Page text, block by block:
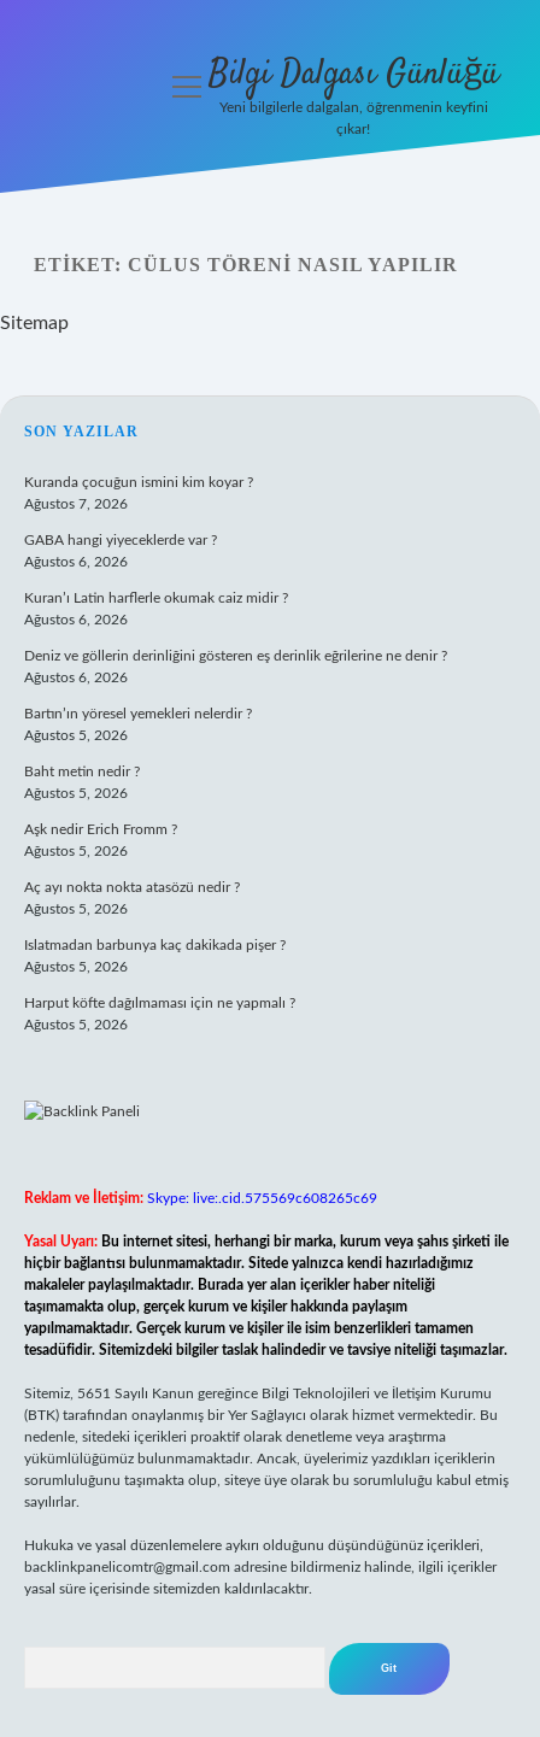
menüyüBilgi Dalgası Günlüğü
Yeni bilgilerle dalgalan, öğrenmenin keyfini
çıkar!
ETIKET: CÜLUS TÖRENI NASIL YAPILIR
Sitemap
SIDEBAR
SON YAZILAR
Kuranda çocuğun ismini kim koyar ?
Ağustos 7, 2026
GABA hangi yiyeceklerde var ?
Ağustos 6, 2026
Kuran’ı Latin harflerle okumak caiz midir ?
Ağustos 6, 2026
Deniz ve göllerin derinliğini gösteren eş derinlik eğrilerine ne denir ?
Ağustos 6, 2026
Bartın’ın yöresel yemekleri nelerdir ?
Ağustos 5, 2026
Baht metin nedir ?
Ağustos 5, 2026
Aşk nedir Erich Fromm ?
Ağustos 5, 2026
Aç ayı nokta nokta atasözü nedir ?
Ağustos 5, 2026
Islatmadan barbunya kaç dakikada pişer ?
Ağustos 5, 2026
Harput köfte dağılmaması için ne yapmalı ?
Ağustos 5, 2026
Reklam ve İletişim: Skype: live:.cid.575569c608265c69
Yasal Uyarı: Bu internet sitesi, herhangi bir marka, kurum veya şahıs şirketi ile
hiçbir bağlantısı bulunmamaktadır. Sitede yalnızca kendi hazırladığımız
makaleler paylaşılmaktadır. Burada yer alan içerikler haber niteliği
taşımamakta olup, gerçek kurum ve kişiler hakkında paylaşım
yapılmamaktadır. Gerçek kurum ve kişiler ile isim benzerlikleri tamamen
tesadüfidir. Sitemizdeki bilgiler taslak halindedir ve tavsiye niteliği taşımazlar.
Sitemiz, 5651 Sayılı Kanun gereğince Bilgi Teknolojileri ve İletişim Kurumu
(BTK) tarafından onaylanmış bir Yer Sağlayıcı olarak hizmet vermektedir. Bu
nedenle, sitedeki içerikleri proaktif olarak denetleme veya araştırma
yükümlülüğümüz bulunmamaktadır. Ancak, üyelerimiz yazdıkları içeriklerin
sorumluluğunu taşımakta olup, siteye üye olarak bu sorumluluğu kabul etmiş
sayılırlar.
Hukuka ve yasal düzenlemelere aykırı olduğunu düşündüğünüz içerikleri,
backlinkpanelicomtr@gmail.com adresine bildirmeniz halinde, ilgili içerikler
yasal süre içerisinde sitemizden kaldırılacaktır.